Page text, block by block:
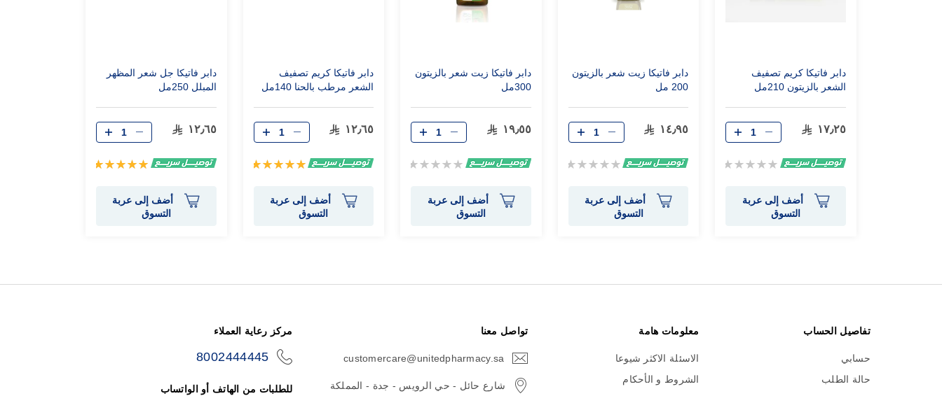
دابر فاتيكا كريم تصفيف
الشعر بالزيتون 210مل
١٧٫٢٥
Rating:
أضف إلى عربة
التسوق
دابر فاتيكا زيت شعر بالزيتون
200 مل
١٤٫٩٥
Rating:
أضف إلى عربة
التسوق
دابر فاتيكا زيت شعر بالزيتون
300مل
١٩٫٥٥
Rating:
أضف إلى عربة
التسوق
دابر فاتيكا كريم تصفيف
الشعر مرطب بالحنا 140مل
١٢٫٦٥
تقييم:
أضف إلى عربة
التسوق
دابر فاتيكا جل شعر المظهر
المبلل 250مل
١٢٫٦٥
تقييم:
أضف إلى عربة
التسوق
تفاصيل الحساب
حسابي
حالة الطلب
معلومات هامة
الاسئلة الاكثر شيوعا
الشروط و الأحكام
تواصل معنا
customercare@unitedpharmacy.sa
شارع حائل - حي الرويس - جدة - المملكة
مركز رعاية العملاء
8002444445
للطلبات من الهاتف أو الواتساب